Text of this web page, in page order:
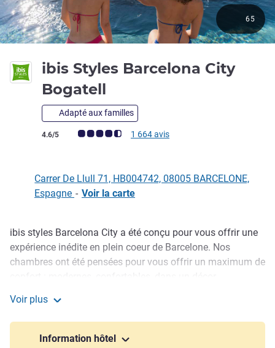
ibis Styles Barcelona City
Bogatell
Adapté aux familles
Note Avis clients (Note ALL)
4.6/5 1 664 avis
65
Carrer De Llull 71, HB004742, 08005 BARCELONE,
Espagne - Voir la carte
Description
ibis styles Barcelona City a été conçu pour vous offrir une
expérience inédite en plein coeur de Barcelone. Nos
chambres ont été pensées pour vous offrir un maximum de
menu d'en-cas et de tapas au bar ou sur la terrasse
intérieure et détendez-vous au bord de la piscine
surplombant la mer.
Voir plus
Information hôtel